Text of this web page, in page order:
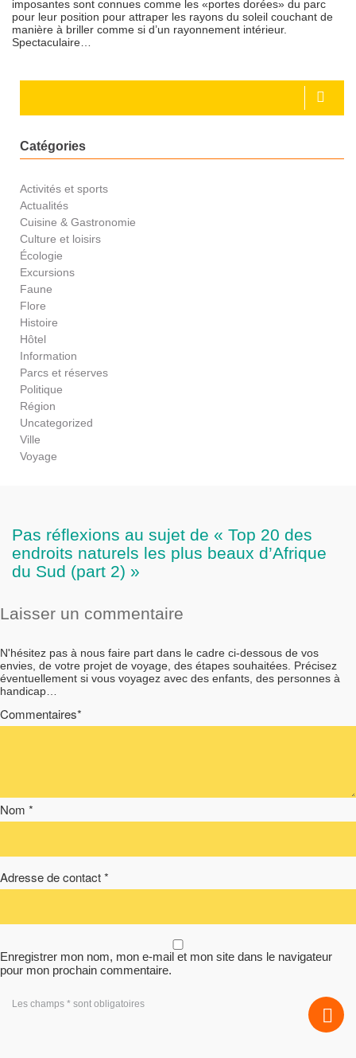
imposantes sont connues comme les «portes dorées» du parc
pour leur position pour attraper les rayons du soleil couchant de
manière à briller comme si d’un rayonnement intérieur.
Spectaculaire…
Catégories
Activités et sports
Actualités
Cuisine & Gastronomie
Culture et loisirs
Écologie
Excursions
Faune
Flore
Histoire
Hôtel
Information
Parcs et réserves
Politique
Région
Uncategorized
Ville
Voyage
Pas réflexions au sujet de « Top 20 des
endroits naturels les plus beaux d’Afrique
du Sud (part 2) »
Laisser un commentaire
N'hésitez pas à nous faire part dans le cadre ci-dessous de vos
envies, de votre projet de voyage, des étapes souhaitées. Précisez
éventuellement si vous voyagez avec des enfants, des personnes à
handicap…
Commentaires*
Nom *
Adresse de contact *
Enregistrer mon nom, mon e-mail et mon site dans le navigateur
pour mon prochain commentaire.
Les champs * sont obligatoires